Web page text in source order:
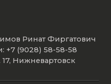
Ринат Фиргатович
+7 (9028) 58-58-58
Нижневартовск